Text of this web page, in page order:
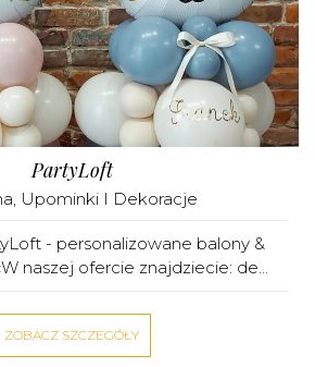
PartyLoft
, Upominki I Dekoracje
- personalizowane balony &
naszej ofercie znajdziecie: de...
ZOBACZ SZCZEGÓŁY